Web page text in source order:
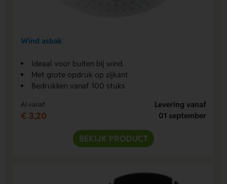
Wind asbak
Ideaal voor buiten bij wind
Met grote opdruk op zijkant
Bedrukken vanaf 100 stuks
Al vanaf
€ 3,20
Levering vanaf
01 september
BEKIJK PRODUCT